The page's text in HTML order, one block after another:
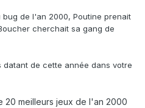
de l'an 2000, Poutine prenait
cherchait sa gang de
de cette année dans votre
meilleurs jeux de l'an 2000